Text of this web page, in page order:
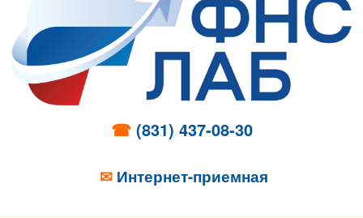
☎ (831) 437-08-30
✉ Интернет-приемная